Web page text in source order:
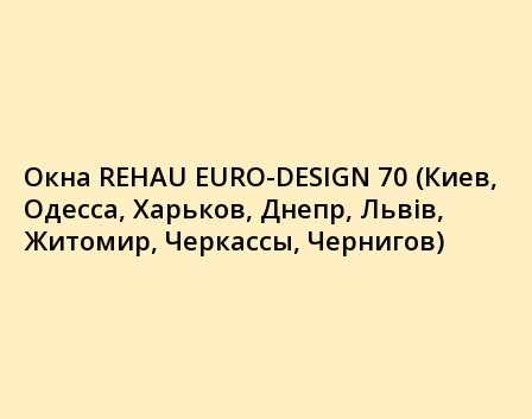
Окна REHAU EURO-DESIGN 70 (Киев,
Одесса, Харьков, Днепр, Львів,
Житомир, Черкассы, Чернигов)